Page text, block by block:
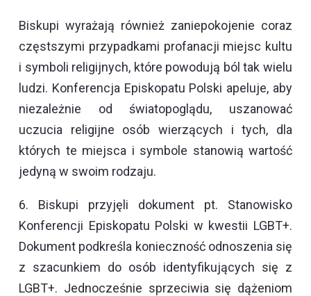
Biskupi wyrażają również zaniepokojenie coraz
częstszymi przypadkami profanacji miejsc kultu
i symboli religijnych, które powodują ból tak wielu
ludzi. Konferencja Episkopatu Polski apeluje, aby
niezależnie od światopoglądu, uszanować
uczucia religijne osób wierzących i tych, dla
których te miejsca i symbole stanowią wartość
jedyną w swoim rodzaju.
6. Biskupi przyjęli dokument pt. Stanowisko
Konferencji Episkopatu Polski w kwestii LGBT+.
Dokument podkreśla konieczność odnoszenia się
z szacunkiem do osób identyfikujących się z
LGBT+. Jednocześnie sprzeciwia się dążeniom